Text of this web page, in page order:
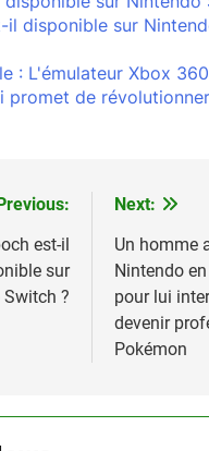
il disponible sur
: L'émulateur Xbox
promet de
est-il
sur
?
Next:
Un homme
Nintendo
pour lui
devenir
Pokémon